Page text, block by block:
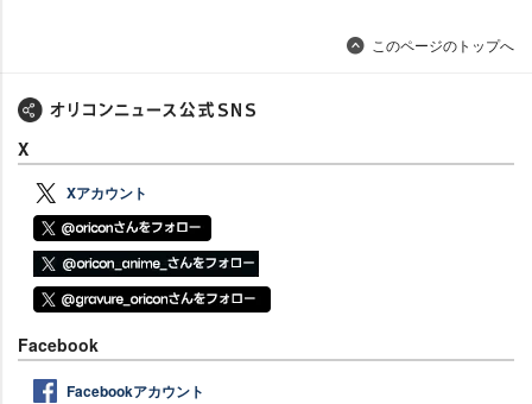
このページのトップへ
X
Xアカウント
Facebook
Facebookアカウント